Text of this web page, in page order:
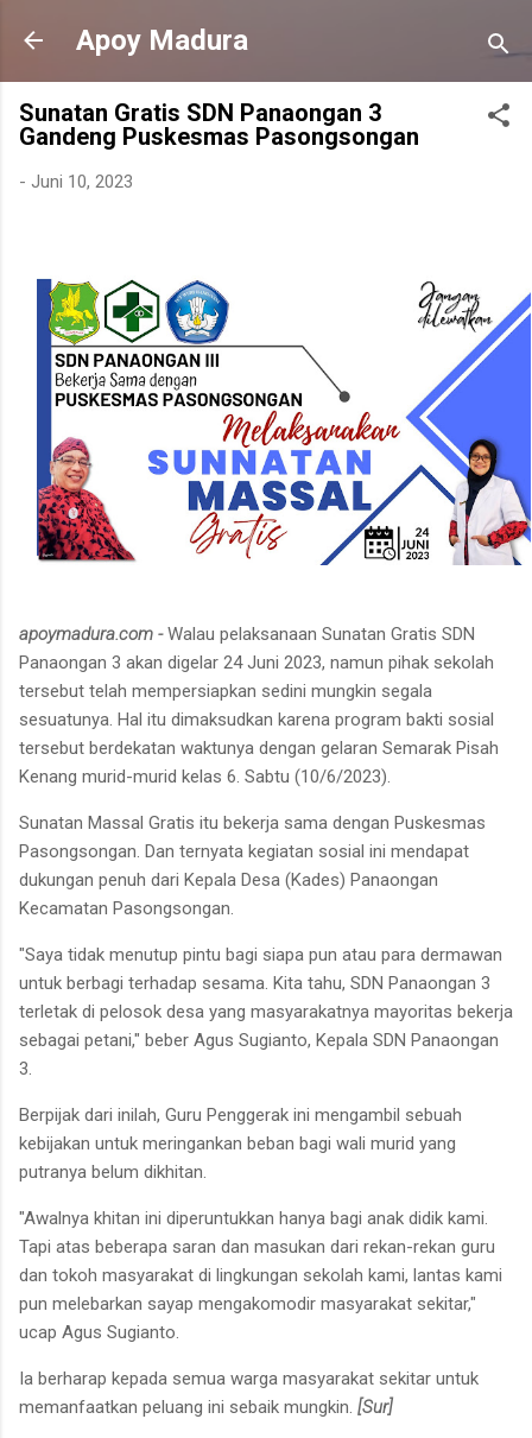
Langsung ke konten utama
Apoy Madura
Sunatan Gratis SDN Panaongan 3
Gandeng Puskesmas Pasongsongan
- Juni 10, 2023
apoymadura.com -Walau pelaksanaan Sunatan Gratis SDN
Panaongan 3 akan digelar 24 Juni 2023, namun pihak sekolah
tersebut telah mempersiapkan sedini mungkin segala
sesuatunya. Hal itu dimaksudkan karena program bakti sosial
tersebut berdekatan waktunya dengan gelaran Semarak Pisah
Kenang murid-murid kelas 6. Sabtu (10/6/2023).
Sunatan Massal Gratis itu bekerja sama dengan Puskesmas
Pasongsongan. Dan ternyata kegiatan sosial ini mendapat
dukungan penuh dari Kepala Desa (Kades) Panaongan
Kecamatan Pasongsongan.
"Saya tidak menutup pintu bagi siapa pun atau para dermawan
untuk berbagi terhadap sesama. Kita tahu, SDN Panaongan 3
terletak di pelosok desa yang masyarakatnya mayoritas bekerja
sebagai petani," beber Agus Sugianto, Kepala SDN Panaongan
3.
Berpijak dari inilah, Guru Penggerak ini mengambil sebuah
kebijakan untuk meringankan beban bagi wali murid yang
putranya belum dikhitan.
"Awalnya khitan ini diperuntukkan hanya bagi anak didik kami.
Tapi atas beberapa saran dan masukan dari rekan-rekan guru
dan tokoh masyarakat di lingkungan sekolah kami, lantas kami
pun melebarkan sayap mengakomodir masyarakat sekitar,"
ucap Agus Sugianto.
Ia berharap kepada semua warga masyarakat sekitar untuk
memanfaatkan peluang ini sebaik mungkin. [Sur]